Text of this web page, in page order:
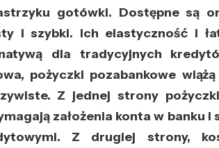
gotówki. Dostępne są
i szybki. Ich elastyczność i
dla tradycyjnych
pożyczki pozabankowe
Z jednej strony
założenia konta w banku i
Z drugiej strony,